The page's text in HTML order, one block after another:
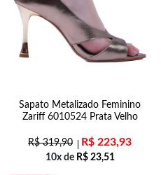
Sapato Metalizado Feminino
Zariff 6010524 Prata Velho
R$319,90 R$ 223,93
10x de R$23,51